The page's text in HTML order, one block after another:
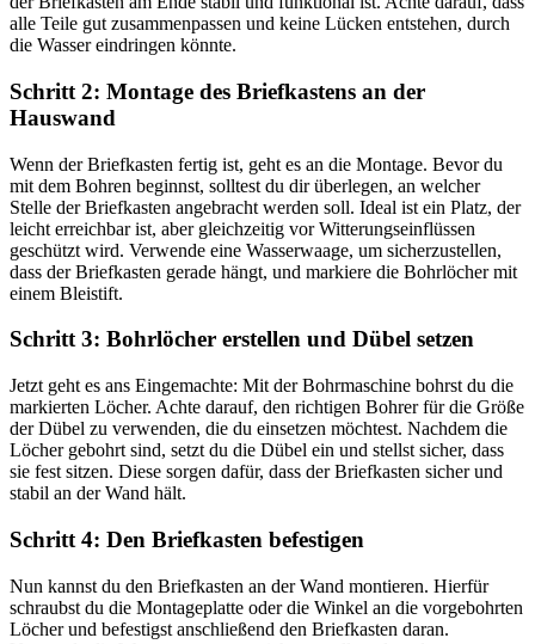
alle Teile gut zusammenpassen und keine Lücken entstehen, durch
die Wasser eindringen könnte.
Schritt 2: Montage des Briefkastens an der
Hauswand
Wenn der Briefkasten fertig ist, geht es an die Montage. Bevor du
mit dem Bohren beginnst, solltest du dir überlegen, an welcher
Stelle der Briefkasten angebracht werden soll. Ideal ist ein Platz, der
leicht erreichbar ist, aber gleichzeitig vor Witterungseinflüssen
geschützt wird. Verwende eine Wasserwaage, um sicherzustellen,
dass der Briefkasten gerade hängt, und markiere die Bohrlöcher mit
einem Bleistift.
Schritt 3: Bohrlöcher erstellen und Dübel setzen
Jetzt geht es ans Eingemachte: Mit der Bohrmaschine bohrst du die
markierten Löcher. Achte darauf, den richtigen Bohrer für die Größe
der Dübel zu verwenden, die du einsetzen möchtest. Nachdem die
Löcher gebohrt sind, setzt du die Dübel ein und stellst sicher, dass
sie fest sitzen. Diese sorgen dafür, dass der Briefkasten sicher und
stabil an der Wand hält.
Schritt 4: Den Briefkasten befestigen
Nun kannst du den Briefkasten an der Wand montieren. Hierfür
schraubst du die Montageplatte oder die Winkel an die vorgebohrten
Löcher und befestigst anschließend den Briefkasten daran.